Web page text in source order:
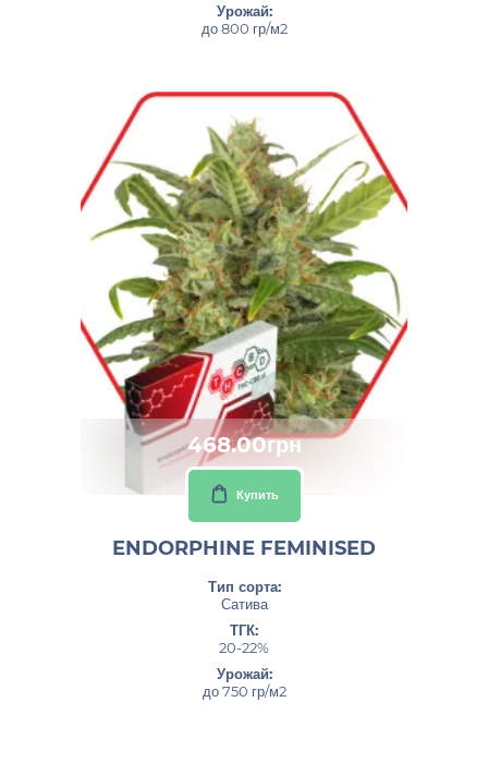
Урожай:
до 800 гр/м2
468.00грн
Купить
ENDORPHINE FEMINISED
Тип сорта:
Сатива
ТГК:
20-22%
Урожай:
до 750 гр/м2